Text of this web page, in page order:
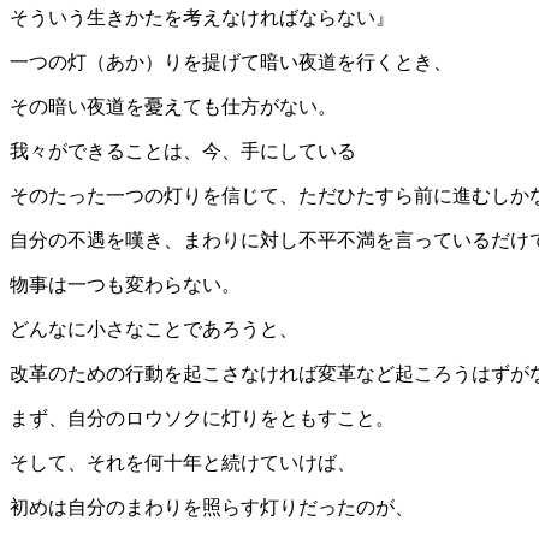
そういう生きかたを考えなければならない』
一つの灯（あか）りを提げて暗い夜道を行くとき、
その暗い夜道を憂えても仕方がない。
我々ができることは、今、手にしている
そのたった一つの灯りを信じて、ただひたすら前に進むしか
自分の不遇を嘆き、まわりに対し不平不満を言っているだけ
物事は一つも変わらない。
どんなに小さなことであろうと、
改革のための行動を起こさなければ変革など起ころうはずが
まず、自分のロウソクに灯りをともすこと。
そして、それを何十年と続けていけば、
初めは自分のまわりを照らす灯りだったのが、